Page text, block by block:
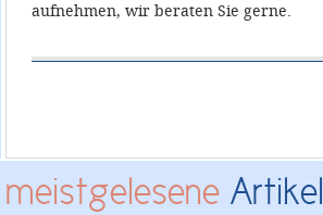
aufnehmen, wir beraten Sie gerne.
meistgelesene Artikel